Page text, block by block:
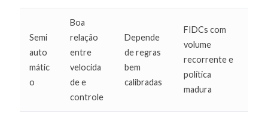
Semi
auto
mátic
o
Boa
relação
entre
velocida
de e
controle
Depende
de regras
bem
calibradas
FIDCs com
volume
recorrente e
política
madura